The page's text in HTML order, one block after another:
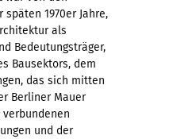
1970er Jahre,
als
Bedeutungsträger,
Bausektors, dem
das sich mitten
Berliner Mauer
und der